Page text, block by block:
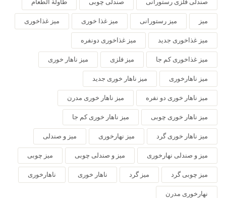
صندلی فلزی رستورانی صندلی چوبی طاولة الطعام
میز میز رستورانی میز غذا خوری میز غذاخوری
میز غذاخوری جدید میز غذاخوری دونفره
میز غذاخوری کم جا میز فلزی میز ناهار خوری
میز ناهارخوری میز ناهار خوری جدید
میز ناهار خوری دو نفره میز ناهار خوری مدرن
میز ناهار خوری چوبی میز ناهار خوری کم جا
میز ناهار خوری گرد میز نهارخوری میز و صندلی
میز و صندلی نهارخوری میز و صندلی چوبی میز چوبی
میز چوبی گرد میز گرد ناهار خوری ناهارخوری
نهارخوری مدرن